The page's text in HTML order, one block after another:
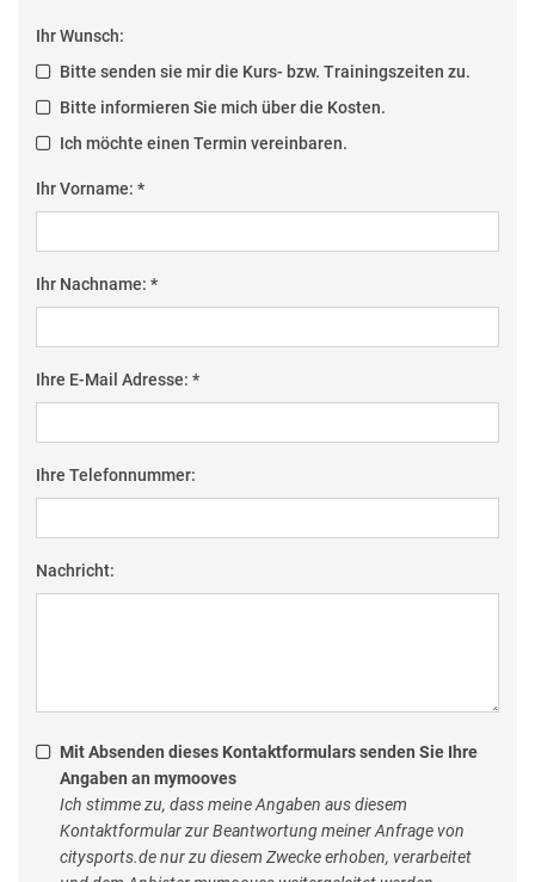
Ihr Wunsch:
Bitte senden sie mir die Kurs- bzw. Trainingszeiten zu.
Bitte informieren Sie mich über die Kosten.
Ich möchte einen Termin vereinbaren.
Ihr Vorname: *
Ihr Nachname: *
Ihre E-Mail Adresse: *
Ihre Telefonnummer:
Nachricht:
Mit Absenden dieses Kontaktformulars senden Sie Ihre
Angaben an mymooves
Ich stimme zu, dass meine Angaben aus diesem
Kontaktformular zur Beantwortung meiner Anfrage von
citysports.de nur zu diesem Zwecke erhoben, verarbeitet